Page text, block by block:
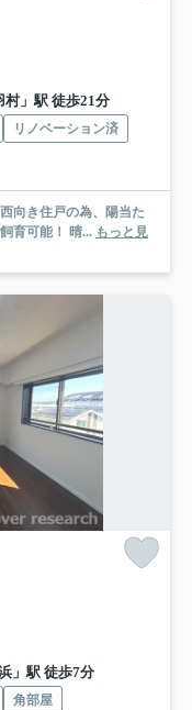
村」駅 徒歩21分
リノベーション済
向き住戸の為、陽当た
育可能！ 晴... もっと見
」駅 徒歩7分
角部屋